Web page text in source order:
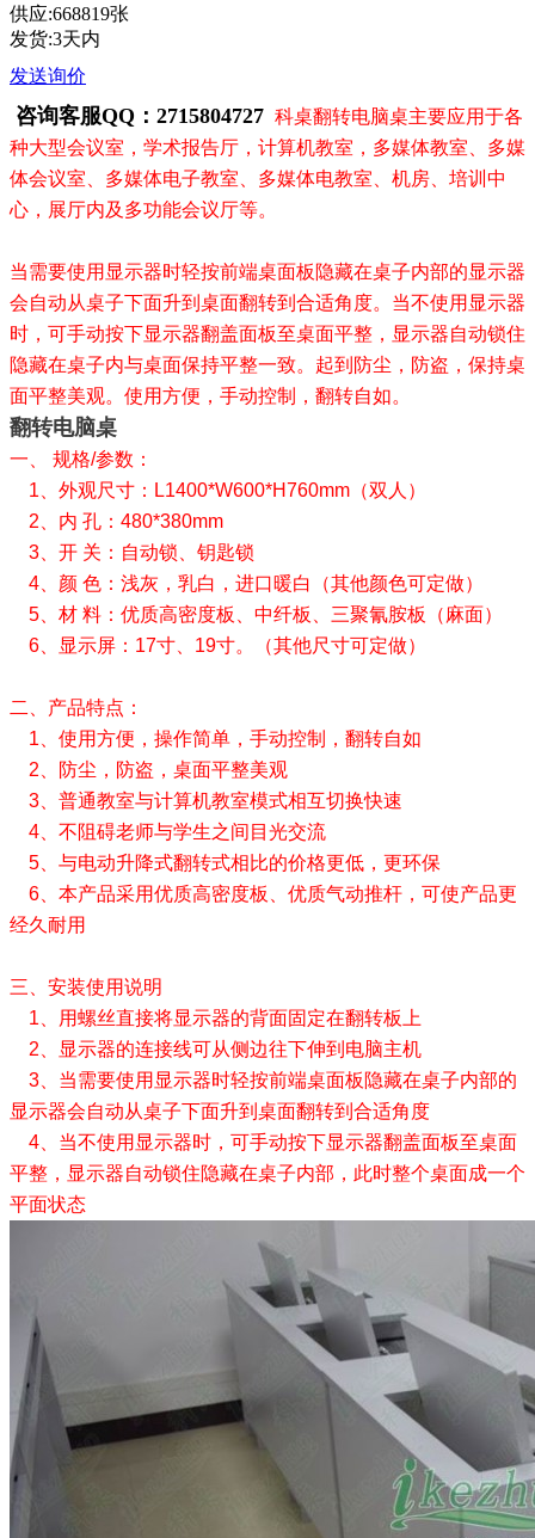
供应:668819张
发货:3天内
发送询价
咨询客服QQ：2715804727 科桌翻转电脑桌主要应用于各
种大型会议室，学术报告厅，计算机教室，多媒体教室、多媒
体会议室、多媒体电子教室、多媒体电教室、机房、培训中
心，展厅内及多功能会议厅等。
当需要使用显示器时轻按前端桌面板隐藏在桌子内部的显示器
会自动从桌子下面升到桌面翻转到合适角度。当不使用显示器
时，可手动按下显示器翻盖面板至桌面平整，显示器自动锁住
隐藏在桌子内与桌面保持平整一致。起到防尘，防盗，保持桌
面平整美观。使用方便，手动控制，翻转自如。
翻转电脑桌
一、 规格/参数：
1、外观尺寸：L1400*W600*H760mm（双人）
2、内 孔：480*380mm
3、开 关：自动锁、钥匙锁
4、颜 色：浅灰，乳白，进口暖白（其他颜色可定做）
5、材 料：优质高密度板、中纤板、三聚氰胺板（麻面）
6、显示屏：17寸、19寸。（其他尺寸可定做）
二、产品特点：
1、使用方便，操作简单，手动控制，翻转自如
2、防尘，防盗，桌面平整美观
3、普通教室与计算机教室模式相互切换快速
4、不阻碍老师与学生之间目光交流
5、与电动升降式翻转式相比的价格更低，更环保
6、本产品采用优质高密度板、优质气动推杆，可使产品更
经久耐用
三、安装使用说明
1、用螺丝直接将显示器的背面固定在翻转板上
2、显示器的连接线可从侧边往下伸到电脑主机
3、当需要使用显示器时轻按前端桌面板隐藏在桌子内部的
显示器会自动从桌子下面升到桌面翻转到合适角度
4、当不使用显示器时，可手动按下显示器翻盖面板至桌面
平整，显示器自动锁住隐藏在桌子内部，此时整个桌面成一个
平面状态